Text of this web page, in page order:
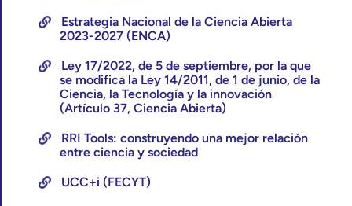
Estrategia Nacional de la Ciencia Abierta
2023-2027 (ENCA)
Ley 17/2022, de 5 de septiembre, por la que
se modifica la Ley 14/2011, de 1 de junio, de la
Ciencia, la Tecnología y la innovación
(Artículo 37, Ciencia Abierta)
RRI Tools: construyendo una mejor relación
entre ciencia y sociedad
UCC+i (FECYT)